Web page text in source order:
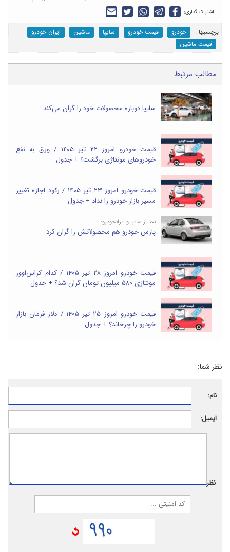
اشتراک گذاری:
برچسب‎ها : خودرو قیمت خودرو سایپا ماشین
ایران خودرو
قیمت ماشین
مطالب مرتبط
سایپا دوباره محصولات خود را گران می‌کند
قیمت خودرو امروز ۲۲ تیر ۱۴۰۵ / ورق به نفع
خودروهای مونتاژی برگشت؟ + جدول
قیمت خودرو امروز ۲۳ تیر ۱۴۰۵ / رکود اجازه تغییر
مسیر بازار خودرو را نداد + جدول
بعد از سایپا و ایرانخودرو؛
پارس خودرو هم محصولاتش را گران کرد
قیمت خودرو امروز ۲۸ تیر ۱۴۰۵ / کدام کراس‌اوور
مونتاژی ۵۸۰ میلیون تومان گران شد؟ + جدول
قیمت خودرو امروز ۲۵ تیر ۱۴۰۵ / دلار فرمان بازار
خودرو را چرخاند؟ + جدول
نظر شما:
نام:
ایمیل:
نظر: